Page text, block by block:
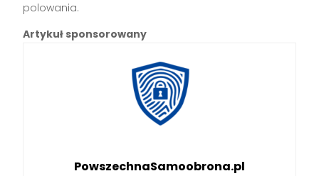
polowania.
Artykuł sponsorowany
PowszechnaSamoobrona.pl